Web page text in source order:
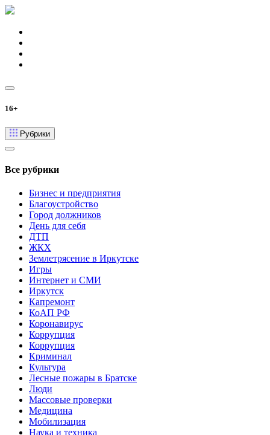
16+
Рубрики
Все рубрики
Бизнес и предприятия
Благоустройство
Город должников
День для себя
ДТП
ЖКХ
Землетрясение в Иркутске
Игры
Интернет и СМИ
Иркутск
Капремонт
КоАП РФ
Коронавирус
Коррупция
Коррупция
Криминал
Культура
Лесные пожары в Братске
Люди
Массовые проверки
Медицина
Мобилизация
Наука и техника